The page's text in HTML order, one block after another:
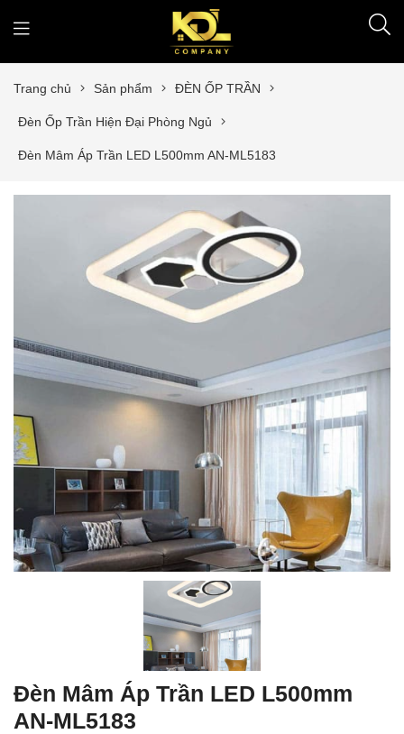
Trang chủ Sản phẩm ĐÈN ỐP TRẦN
Đèn Ốp Trần Hiện Đại Phòng Ngủ
Đèn Mâm Áp Trần LED L500mm AN-ML5183
Đèn Mâm Áp Trần LED L500mm
AN-ML5183